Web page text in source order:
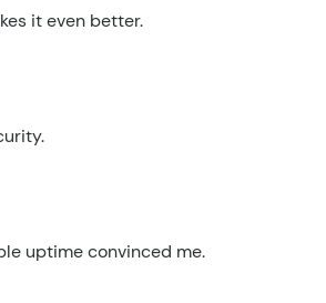
it even better.
uptime convinced me.